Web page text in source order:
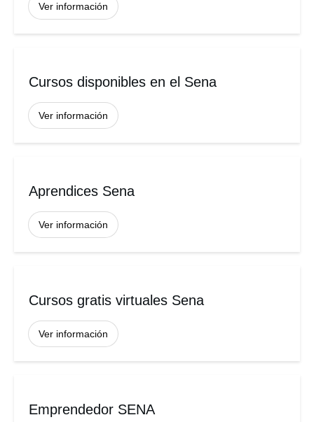
Ver información
Cursos disponibles en el Sena
Ver información
Aprendices Sena
Ver información
Cursos gratis virtuales Sena
Ver información
Emprendedor SENA